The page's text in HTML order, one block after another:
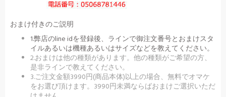
おまけ付きのご説明
1.弊店のline idを登録後、ラインで御注文番号とおまけスタ
イルあるいは機種あるいはサイズなどを教えてください。
2.おまけは他の種類があります。他の種類がご希望の方、
是非ラインで教えてください。
3.ご注文金額3990円(商品本体)以上の場合、無料でオマケ
をお選び頂けます。3990円未満ならばおまけご選択いただ